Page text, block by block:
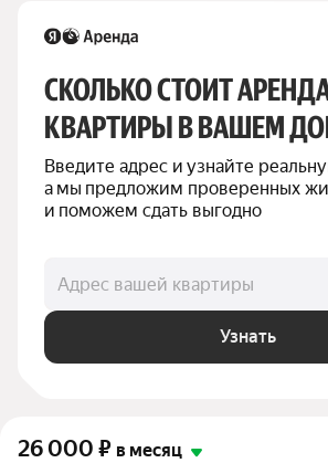
СКОЛЬКО СТОИТ
КВАРТИРЫ В ВАШЕМ
Введите адрес и узнайте
а мы предложим проверенных
и поможем сдать выгодно
Адрес вашей квартиры
Узнать
26 000 ₽ в месяц